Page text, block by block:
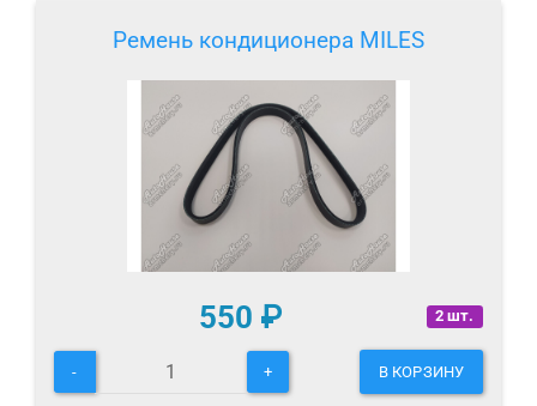
Ремень кондиционера MILES
2 шт.
550 ₽
- + В КОРЗИНУ